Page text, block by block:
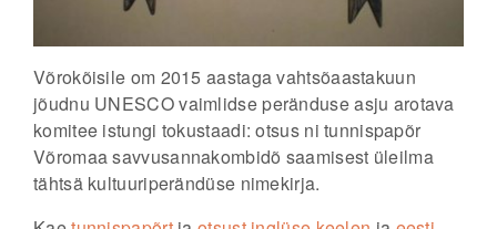
Võrokõisile om 2015 aastaga vahtsõaastakuun
jõudnu UNESCO vaimlidse peränduse asju arotava
komitee istungi tokustaadi: otsus ni tunnispapõr
Võromaa savvusannakombidõ saamisest üleilma
tähtsä kultuuriperändüse nimekirja.